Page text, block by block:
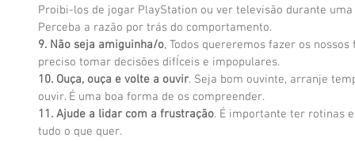
Proibi-los de jogar PlayStation ou ver televisão durante
Perceba a razão por trás do comportamento.
9. Não seja amiguinha/o, Todos quereremos fazer os
preciso tomar decisões difÍceis e impopulares.
10. Ouça, ouça e volte a ouvir. Seja bom ouvinte, arranje
ouvir. É uma boa forma de os compreender.
11. Ajude a lidar com a frustração. É importante ter rotinas
tudo o que quer.